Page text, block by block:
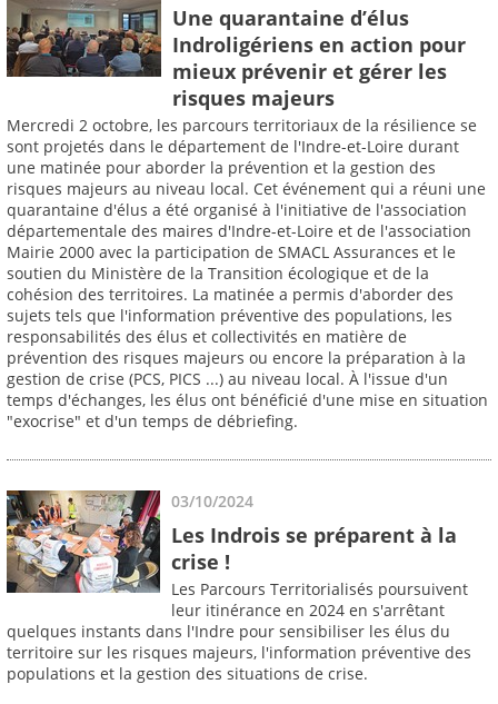
Une quarantaine d’élus
Indroligériens en action pour
mieux prévenir et gérer les
risques majeurs
Mercredi 2 octobre, les parcours territoriaux de la résilience se
sont projetés dans le département de l'Indre-et-Loire durant
une matinée pour aborder la prévention et la gestion des
risques majeurs au niveau local. Cet événement qui a réuni une
quarantaine d'élus a été organisé à l'initiative de l'association
départementale des maires d'Indre-et-Loire et de l'association
Mairie 2000 avec la participation de SMACL Assurances et le
soutien du Ministère de la Transition écologique et de la
cohésion des territoires. La matinée a permis d'aborder des
sujets tels que l'information préventive des populations, les
responsabilités des élus et collectivités en matière de
prévention des risques majeurs ou encore la préparation à la
gestion de crise (PCS, PICS ...) au niveau local. À l'issue d'un
temps d'échanges, les élus ont bénéficié d'une mise en situation
"exocrise" et d'un temps de débriefing.
03/10/2024
Les Indrois se préparent à la
crise !
Les Parcours Territorialisés poursuivent
leur itinérance en 2024 en s'arrêtant
quelques instants dans l'Indre pour sensibiliser les élus du
territoire sur les risques majeurs, l'information préventive des
populations et la gestion des situations de crise.